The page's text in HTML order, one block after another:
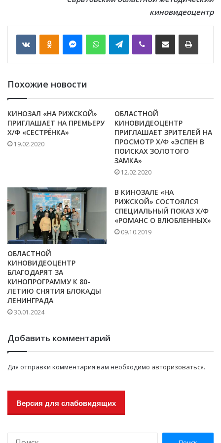
киновидеоцентр
VKontakte WhatsApp Telegram
Похожие новости
КИНОЗАЛ «НА РИЖСКОЙ»
ПРИГЛАШАЕТ НА ПРЕМЬЕРУ
Х/Ф «СЕСТРЁНКА»
19.02.2020
ОБЛАСТНОЙ
КИНОВИДЕОЦЕНТР
ПРИГЛАШАЕТ ЗРИТЕЛЕЙ НА
ПРОСМОТР Х/Ф «ЭСПЕН В
ПОИСКАХ ЗОЛОТОГО
ЗАМКА»
12.02.2020
ОБЛАСТНОЙ
КИНОВИДЕОЦЕНТР
БЛАГОДАРЯТ ЗА
КИНОПРОГРАММУ К 80-
ЛЕТИЮ СНЯТИЯ БЛОКАДЫ
ЛЕНИНГРАДА
30.01.2024
В КИНОЗАЛЕ «НА
РИЖСКОЙ» СОСТОЯЛСЯ
СПЕЦИАЛЬНЫЙ ПОКАЗ Х/Ф
«РОМАНС О ВЛЮБЛЕННЫХ»
09.10.2019
Добавить комментарий
Для отправки комментария вам необходимо авторизоваться.
Версия для слабовидящих